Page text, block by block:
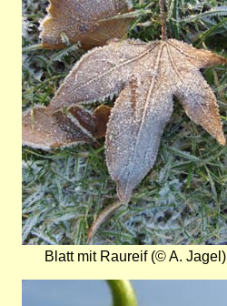
Blatt mit Raureif (© A. Jagel)